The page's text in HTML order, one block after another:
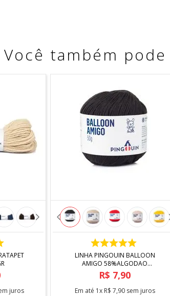
Você também
juros
COMPRAR
LINHA PINGOUIN BALLOON
AMIGO 58%ALGODAO
42%ACRILICO 50GR
R$ 7,90
Em até 1x R$ 7,90sem juros